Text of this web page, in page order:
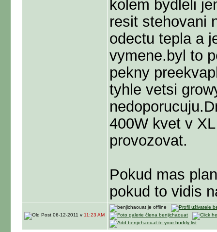
kolem bydleli
resit stehovani
odectu tepla a
vymene.byl to
pekny
tyhle vetsi
400W kvet v
provozovat.
Pokud mas
pokud to vidis
06-12-2011 v 11:23 AM